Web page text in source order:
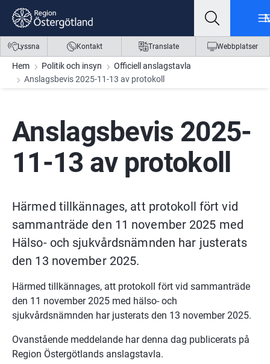
Gå till innehåll
Gå till meny
Gå till sidfot
Lyssna Kontakt Translate Webbplatser
Hem Politik och insyn
Officiell anslagstavla
Anslagsbevis 2025-11-13 av protokoll
Anslagsbevis 2025-
11-13 av protokoll
Härmed tillkännages, att protokoll fört vid
sammanträde den 11 november 2025 med
Hälso- och sjukvårdsnämnden har justerats
den 13 november 2025.
Härmed tillkännages, att protokoll fört vid sammanträde
den 11 november 2025 med hälso- och
sjukvårdsnämnden har justerats den 13 november 2025.
Ovanstående meddelande har denna dag publicerats på
Region Östergötlands anslagstavla.